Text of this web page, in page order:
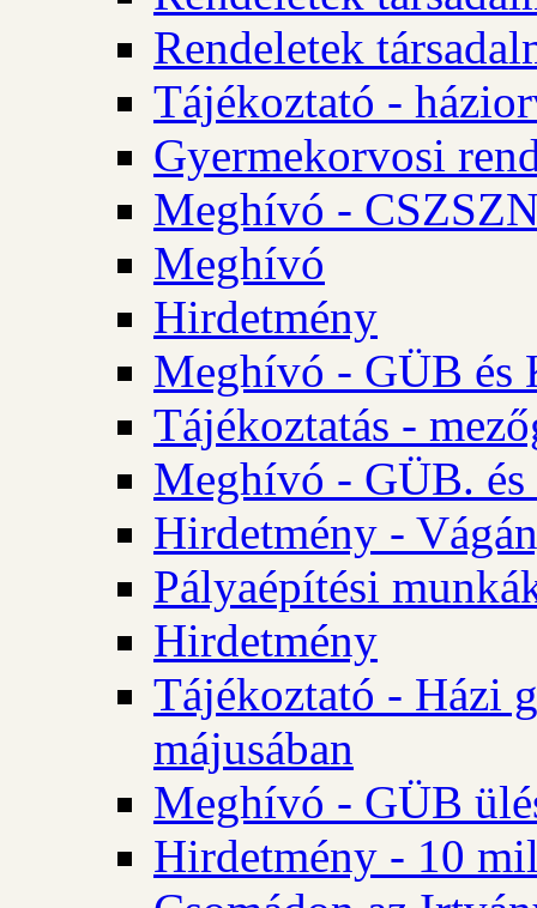
Rendeletek
Tájékoztató -
Gyermekorvosi
Meghívó -
Meghívó
Hirdetmény
Meghívó - GÜB és
Tájékoztatás -
Meghívó - GÜB.
Hirdetmény -
Pályaépítési
Hirdetmény
Tájékoztató - Házi
májusában
Meghívó - GÜB
Hirdetmény - 10